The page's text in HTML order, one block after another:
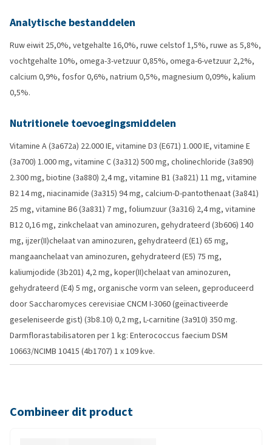
Analytische bestanddelen
Ruw eiwit 25,0%, vetgehalte 16,0%, ruwe celstof 1,5%, ruwe as 5,8%,
vochtgehalte 10%, omega-3-vetzuur 0,85%, omega-6-vetzuur 2,2%,
calcium 0,9%, fosfor 0,6%, natrium 0,5%, magnesium 0,09%, kalium
0,5%.
Nutritionele toevoegingsmiddelen
Vitamine A (3a672a) 22.000 IE, vitamine D3 (E671) 1.000 IE, vitamine E
(3a700) 1.000 mg, vitamine C (3a312) 500 mg, cholinechloride (3a890)
2.300 mg, biotine (3a880) 2,4 mg, vitamine B1 (3a821) 11 mg, vitamine
B2 14 mg, niacinamide (3a315) 94 mg, calcium-D-pantothenaat (3a841)
25 mg, vitamine B6 (3a831) 7 mg, foliumzuur (3a316) 2,4 mg, vitamine
B12 0,16 mg, zinkchelaat van aminozuren, gehydrateerd (3b606) 140
mg, ijzer(II)chelaat van aminozuren, gehydrateerd (E1) 65 mg,
mangaanchelaat van aminozuren, gehydrateerd (E5) 75 mg,
kaliumjodide (3b201) 4,2 mg, koper(II)chelaat van aminozuren,
gehydrateerd (E4) 5 mg, organische vorm van seleen, geproduceerd
door Saccharomyces cerevisiae CNCM I-3060 (geïnactiveerde
geseleniseerde gist) (3b8.10) 0,2 mg, L-carnitine (3a910) 350 mg.
Darmflorastabilisatoren per 1 kg: Enterococcus faecium DSM
10663/NCIMB 10415 (4b1707) 1 x 109 kve.
Combineer dit product